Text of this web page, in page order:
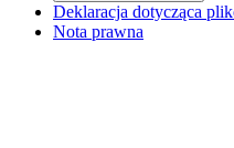
Deklaracja dotycząca
Nota prawna